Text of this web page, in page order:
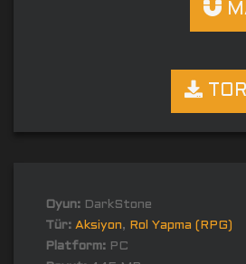
Oyun: DarkStone
Tür: Aksiyon,
Rol Yapma (RPG)
Platform: PC